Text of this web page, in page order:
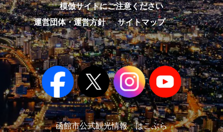
模倣サイトにご注意ください
運営団体・運営方針
サイトマップ
函館市公式観光情報 はこぶら